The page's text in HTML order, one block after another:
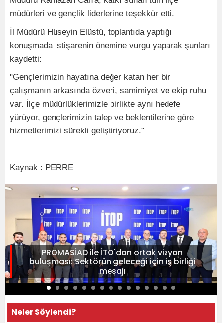
müdürleri ve gençlik liderlerine teşekkür etti.
İl Müdürü Hüseyin Elüstü, toplantıda yaptığı
konuşmada istişarenin önemine vurgu yaparak şunları
kaydetti:
"Gençlerimizin hayatına değer katan her bir
çalışmanın arkasında özveri, samimiyet ve ekip ruhu
var. İlçe müdürlüklerimizle birlikte aynı hedefe
yürüyor, gençlerimizin talep ve beklentilerine göre
hizmetlerimizi sürekli geliştiriyoruz."
Kaynak : PERRE
PROMASİAD ile İTO'dan ortak vizyon
buluşması: Sektörün geleceği için iş birliği
mesajı
Neler Söylendi?